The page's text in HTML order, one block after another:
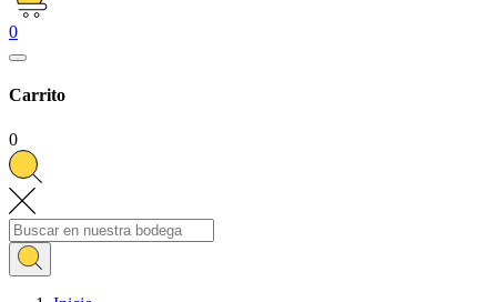
0
Carrito
0